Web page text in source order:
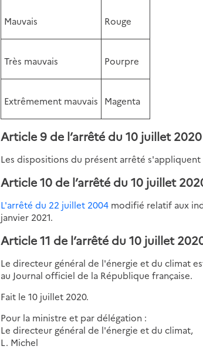
Mauvais Rouge
Très mauvais Pourpre
Extrêmement mauvais Magenta
Article 9 de l’arrêté du 10 juillet 2020
Les dispositions du présent arrêté s'appliquent
Article 10 de l’arrêté du 10 juillet
L'arrêté du 22 juillet 2004 modifié relatif aux
janvier 2021.
Article 11 de l’arrêté du 10 juillet
Le directeur général de l'énergie et du climat
au Journal officiel de la République française.
Fait le 10 juillet 2020.
Pour la ministre et par délégation :
Le directeur général de l'énergie et du climat,
L. Michel